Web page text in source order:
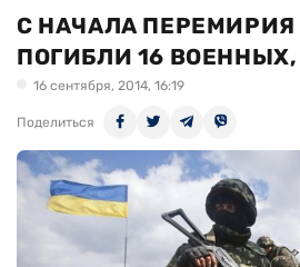
С НАЧАЛА ПЕРЕМИРИЯ
ПОГИБЛИ 16
16 сентября, 2014, 16:19
Поделиться